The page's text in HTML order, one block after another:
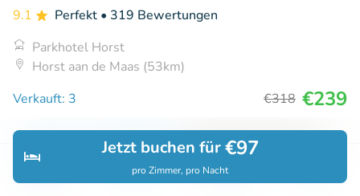
Suchen Buchungen
Jetzt buchen für€97
pro Zimmer, pro Nacht
9.1 Perfekt • 319 Bewertungen
Parkhotel Horst
Horst aan de Maas (53km)
Verkauft: 3
€318 €239